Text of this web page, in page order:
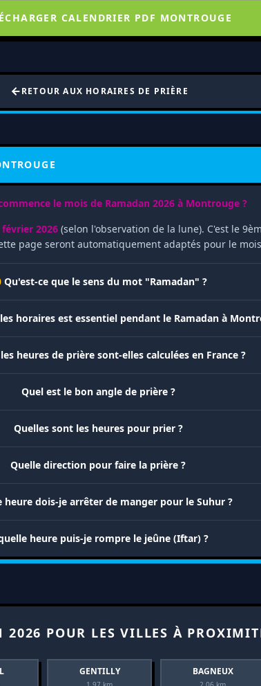
CALENDRIER PDF MONTROUGE
RETOUR AUX HORAIRES DE PRIÈRE
le mois de Ramadan 2026 à Montrouge ?
février 2026 (selon l'observation de la lune). C'est le
page seront automatiquement adaptés pour le
Qu'est-ce que le sens du mot "Ramadan" ?
horaires est essentiel pendant le Ramadan à
heures de prière sont-elles calculées en France ?
Quel est le bon angle de prière ?
Quelles sont les heures pour prier ?
Quelle direction pour faire la prière ?
heure dois-je arrêter de manger pour le Suhur ?
heure puis-je rompre le jeûne (Iftar) ?
2026 POUR LES VILLES À
GENTILLY BAGNEUX